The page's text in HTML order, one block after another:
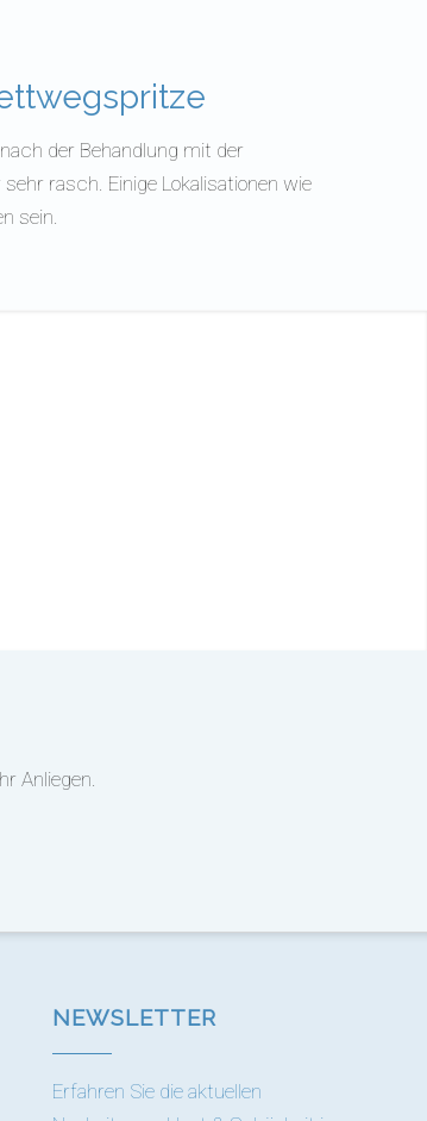
der Behandlung mit der
rasch. Einige Lokalisationen wie
sein.
Anliegen.
NEWSLETTER
Erfahren Sie die aktuellen